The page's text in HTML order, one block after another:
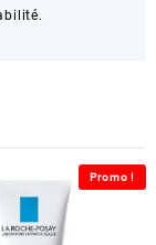
Promo !